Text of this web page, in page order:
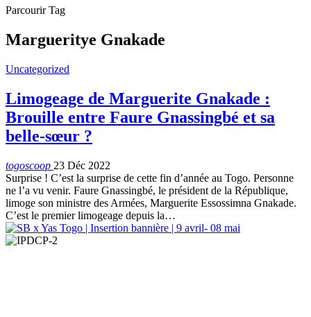
Parcourir Tag
Margueritye Gnakade
Uncategorized
Limogeage de Marguerite Gnakade :
Brouille entre Faure Gnassingbé et sa
belle-sœur ?
togoscoop 23 Déc 2022
Surprise ! C’est la surprise de cette fin d’année au Togo. Personne
ne l’a vu venir. Faure Gnassingbé, le président de la République,
limoge son ministre des Armées, Marguerite Essossimna Gnakade.
C’est le premier limogeage depuis la…